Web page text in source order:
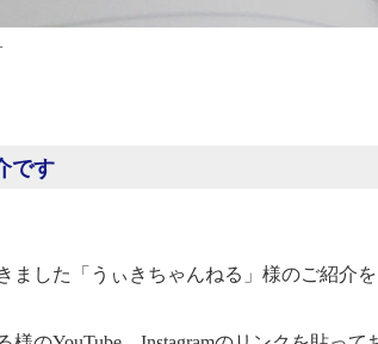
です
した「うぃきちゃんねる」様のご紹介を